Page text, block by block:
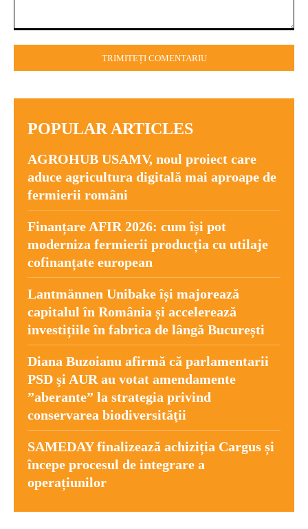
POPULAR ARTICLES
AGROHUB USAMV, noul proiect care
aduce agricultura digitală mai aproape de
fermierii români
Finanțare AFIR 2026: cum își pot
moderniza fermierii producția cu utilaje
cofinanțate european
Lantmännen Unibake își majorează
capitalul în România și accelerează
investițiile în fabrica de lângă București
Diana Buzoianu afirmă că parlamentarii
PSD şi AUR au votat amendamente
”aberante” la strategia privind
conservarea biodiversităţii
SAMEDAY finalizează achiziția Cargus și
începe procesul de integrare a
operațiunilor